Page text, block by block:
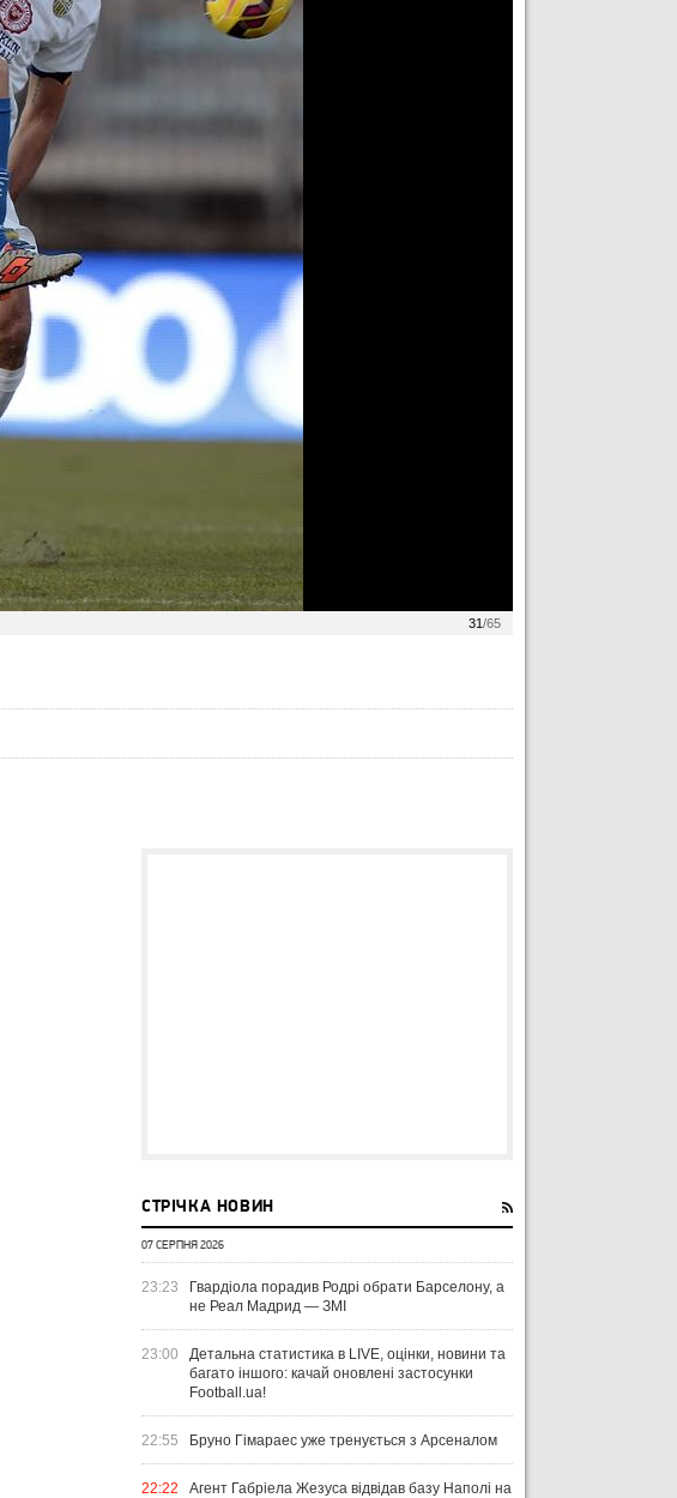
31/65
СТРІЧКА НОВИН
07 СЕРПНЯ 2026
23:23
Гвардіола порадив Родрі обрати Барселону, а
не Реал Мадрид — ЗМІ
23:00
Детальна статистика в LIVE, оцінки, новини та
багато іншого: качай оновлені застосунки
Football.ua!
22:55 Бруно Гімараес уже тренується з Арсеналом
22:22
Агент Габріела Жезуса відвідав базу Наполі на